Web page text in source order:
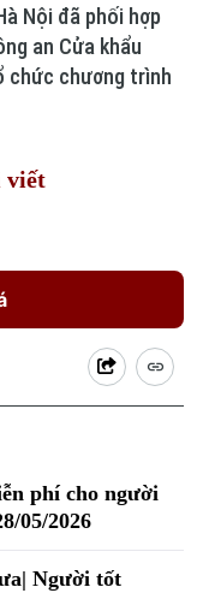
Nội đã phối hợp
an Cửa khẩu
chức chương trình
viết
phí cho người
05/2026
Người tốt